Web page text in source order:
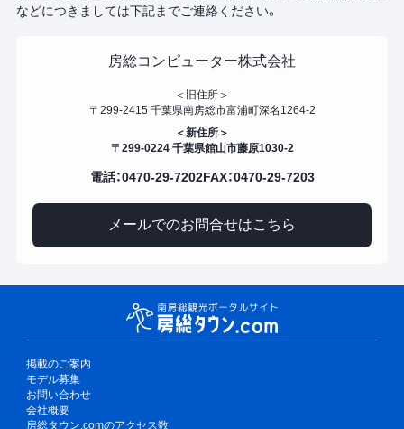
などにつきましては下記までご連絡ください。
房総コンピューター株式会社
＜旧住所＞
〒299-2415 千葉県南房総市富浦町深名1264-2
＜新住所＞
〒299-0224 千葉県館山市藤原1030-2
電話：0470-29-7202FAX：0470-29-7203
メールでのお問合せはこちら
掲載のご案内
モデル募集
お問い合わせ
会社概要
房総タウン.comのアクセス数